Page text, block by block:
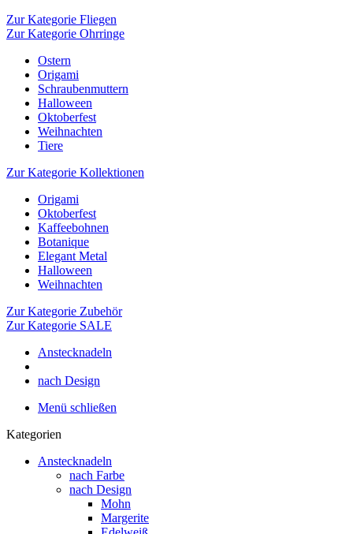
Zur Kategorie Fliegen
Zur Kategorie Ohrringe
Ostern
Origami
Schraubenmuttern
Halloween
Oktoberfest
Weihnachten
Tiere
Zur Kategorie Kollektionen
Origami
Oktoberfest
Kaffeebohnen
Botanique
Elegant Metal
Halloween
Weihnachten
Zur Kategorie Zubehör
Zur Kategorie SALE
Anstecknadeln
nach Design
Menü schließen
Kategorien
Anstecknadeln
nach Farbe
nach Design
Mohn
Margerite